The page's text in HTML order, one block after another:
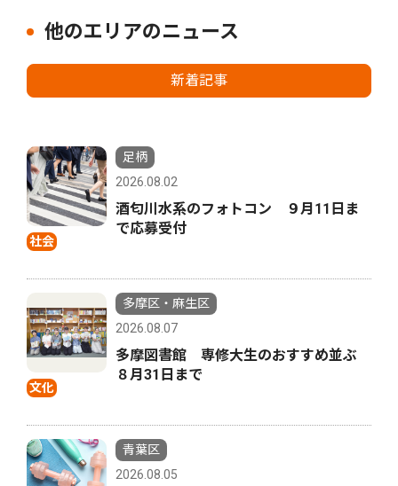
他のエリアのニュース
新着記事
社会
足柄
2026.08.02
酒匂川水系のフォトコン ９月11日ま
で応募受付
文化
多摩区・麻生区
2026.08.07
多摩図書館 専修大生のおすすめ並ぶ
８月31日まで
青葉区
2026.08.05